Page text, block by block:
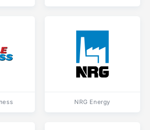
NRG Energy